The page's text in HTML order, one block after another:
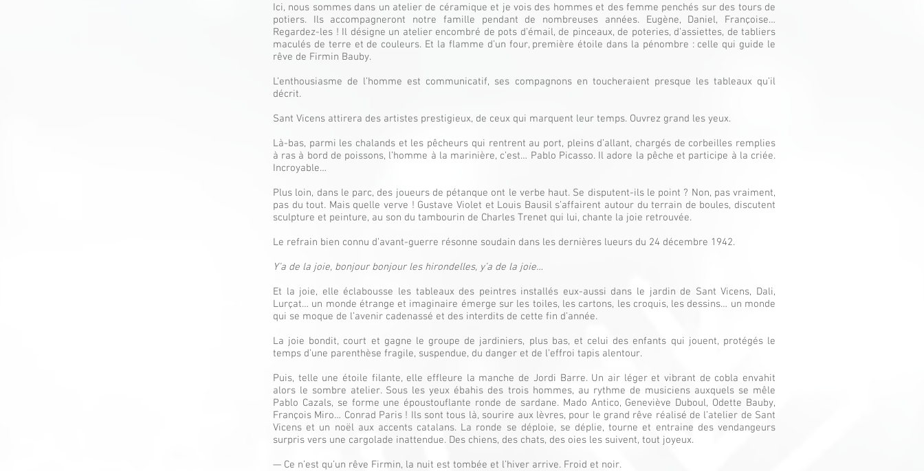
Ici, nous sommes dans un atelier de céramique et je vois des hommes et des femme penchés sur des tours de
potiers. Ils accompagneront notre famille pendant de nombreuses années. Eugène, Daniel, Françoise…
Regardez-les ! Il désigne un atelier encombré de pots d’émail, de pinceaux, de poteries, d’assiettes, de tabliers
maculés de terre et de couleurs. Et la flamme d’un four, première étoile dans la pénombre : celle qui guide le
rêve de Firmin Bauby.
L’enthousiasme de l’homme est communicatif, ses compagnons en toucheraient presque les tableaux qu’il
décrit.
Sant Vicens attirera des artistes prestigieux, de ceux qui marquent leur temps. Ouvrez grand les yeux.
Là-bas, parmi les chalands et les pêcheurs qui rentrent au port, pleins d’allant, chargés de corbeilles remplies
à ras à bord de poissons, l’homme à la marinière, c’est… Pablo Picasso. Il adore la pêche et participe à la criée.
Incroyable…
Plus loin, dans le parc, des joueurs de pétanque ont le verbe haut. Se disputent-ils le point ? Non, pas vraiment,
pas du tout. Mais quelle verve ! Gustave Violet et Louis Bausil s’affairent autour du terrain de boules, discutent
sculpture et peinture, au son du tambourin de Charles Trenet qui lui, chante la joie retrouvée.
Le refrain bien connu d’avant-guerre résonne soudain dans les dernières lueurs du 24 décembre 1942.
Y’a de la joie, bonjour bonjour les hirondelles, y’a de la joie…
Et la joie, elle éclabousse les tableaux des peintres installés eux-aussi dans le jardin de Sant Vicens, Dali,
Lurçat… un monde étrange et imaginaire émerge sur les toiles, les cartons, les croquis, les dessins… un monde
qui se moque de l’avenir cadenassé et des interdits de cette fin d’année.
La joie bondit, court et gagne le groupe de jardiniers, plus bas, et celui des enfants qui jouent, protégés le
temps d’une parenthèse fragile, suspendue, du danger et de l’effroi tapis alentour.
Puis, telle une étoile filante, elle effleure la manche de Jordi Barre. Un air léger et vibrant de cobla envahit
alors le sombre atelier. Sous les yeux ébahis des trois hommes, au rythme de musiciens auxquels se mêle
Pablo Cazals, se forme une époustouflante ronde de sardane. Mado Antico, Geneviève Duboul, Odette Bauby,
François Miro… Conrad Paris ! Ils sont tous là, sourire aux lèvres, pour le grand rêve réalisé de l’atelier de Sant
Vicens et un noël aux accents catalans. La ronde se déploie, se déplie, tourne et entraine des vendangeurs
surpris vers une cargolade inattendue. Des chiens, des chats, des oies les suivent, tout joyeux.
— Ce n’est qu’un rêve Firmin, la nuit est tombée et l’hiver arrive. Froid et noir.